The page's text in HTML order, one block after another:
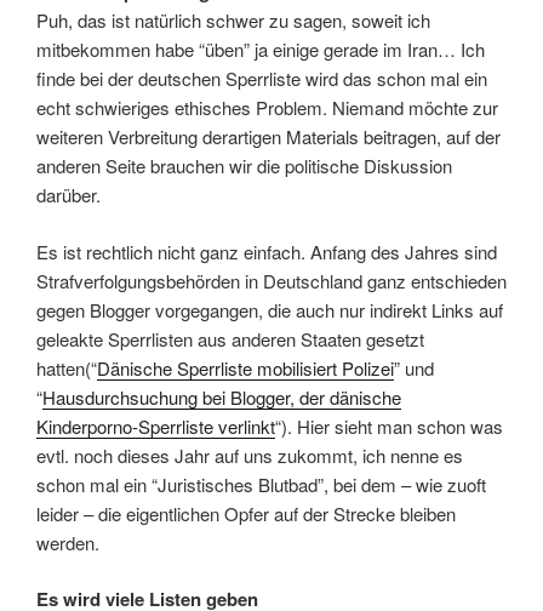
Puh, das ist natürlich schwer zu sagen, soweit ich
mitbekommen habe “üben” ja einige gerade im Iran… Ich
finde bei der deutschen Sperrliste wird das schon mal ein
echt schwieriges ethisches Problem. Niemand möchte zur
weiteren Verbreitung derartigen Materials beitragen, auf der
anderen Seite brauchen wir die politische Diskussion
darüber.
Es ist rechtlich nicht ganz einfach. Anfang des Jahres sind
Strafverfolgungsbehörden in Deutschland ganz entschieden
gegen Blogger vorgegangen, die auch nur indirekt Links auf
geleakte Sperrlisten aus anderen Staaten gesetzt
hatten(“Dänische Sperrliste mobilisiert Polizei” und
“Hausdurchsuchung bei Blogger, der dänische
Kinderporno-Sperrliste verlinkt“). Hier sieht man schon was
evtl. noch dieses Jahr auf uns zukommt, ich nenne es
schon mal ein “Juristisches Blutbad”, bei dem – wie zuoft
leider – die eigentlichen Opfer auf der Strecke bleiben
werden.
Es wird viele Listen geben